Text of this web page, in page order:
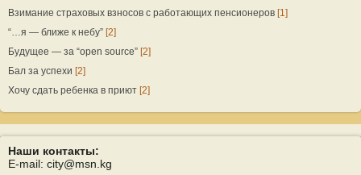
Взимание страховых взносов с работающих пенсионеров [1]
“…я — ближе к небу” [2]
Будущее — за “open source” [2]
Бал за успехи [2]
Хочу сдать ребенка в приют [2]
Наши контакты:
E-mail: city@msn.kg